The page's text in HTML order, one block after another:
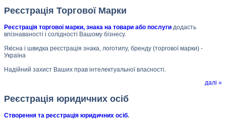
Реєстрація Торгової Марки
Реєстрація торгової марки, знака на товари або послуги додасть
впізнаваності і солідності Вашому бізнесу.
Якісна і швидка реєстрація знака, логотипу, бренду (торгової марки) -
Україна
Надійний захист Ваших прав інтелектуальної власності.
далі »
Реєстрація юридичних осіб
Створення та реєстрація юридичних осіб.